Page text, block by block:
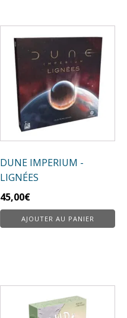
DUNE IMPERIUM -
LIGNÉES
45,00€
AJOUTER AU PANIER